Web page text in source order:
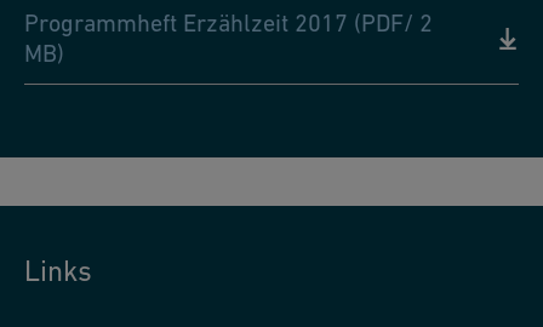
Programmheft Erzählzeit 2017 (PDF/ 2
MB)
Links